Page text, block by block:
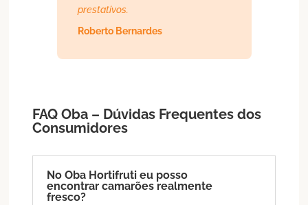
prestativos.
Roberto Bernardes
FAQ Oba – Dúvidas Frequentes dos
Consumidores
No Oba Hortifruti eu posso
encontrar camarões realmente
fresco?